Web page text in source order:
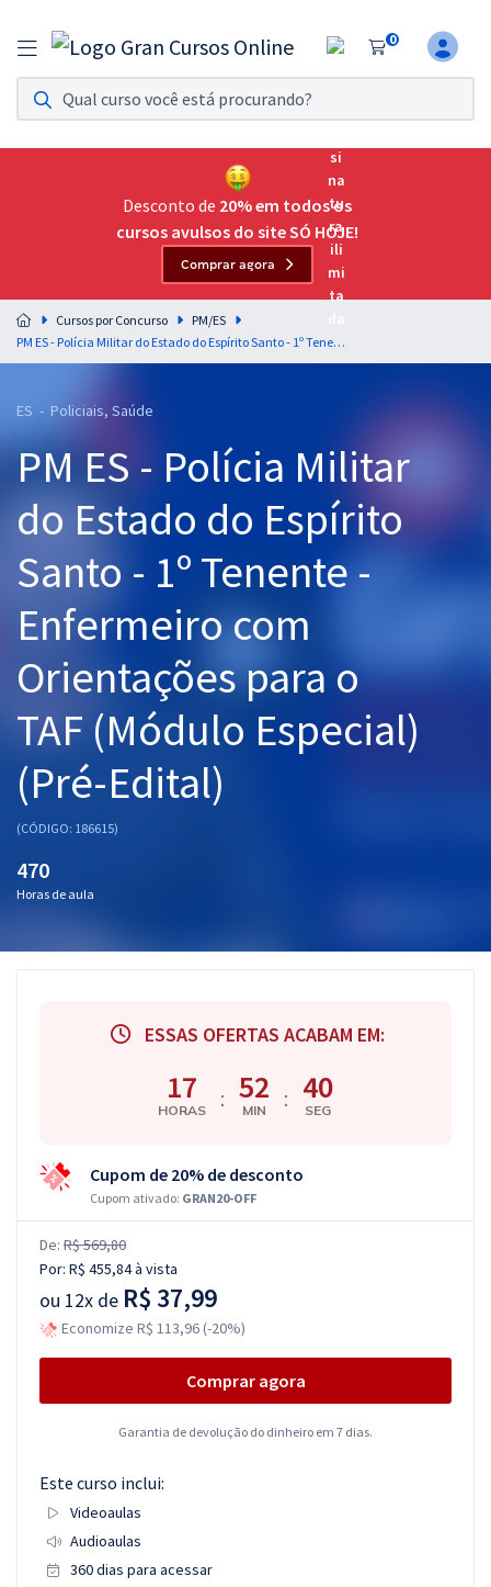
0
Assinatura Ilimitada 11
Acesso a todos os cursos. Teste grátis por 7 dias!
Assinatura OAB Até Passar
Acesso ilimitado a toda preparação para o Exame da
Residências Multiprofissionais
Preparação completa e intensiva para as principais
residências em saúde do Brasil
Cursos 20% OFF
Pós
Graduação
OAB
Mentorias
Questões grátis
Conteúdo gratuito
Blog
Desconto de 20% em todos os
cursos avulsos do site SÓ HOJE!
Comprar agora
Cursos por Concurso
PM/ES
PM ES - Polícia Militar do Estado do Espírito Santo - 1º Tenente - Enfermeiro com Orientações para o TAF (Módulo Especial) (Pré-Edital)
ES - Policiais, Saúde
PM ES - Polícia Militar
do Estado do Espírito
Santo - 1º Tenente -
Enfermeiro com
Orientações para o
TAF (Módulo Especial)
(Pré-Edital)
(CÓDIGO: 186615)
470
Horas de aula
ESSAS OFERTAS ACABAM EM:
17
HORAS : 52
MIN : 39
SEG
Cupom de 20% de desconto
Cupom ativado: GRAN20-OFF
De: R$ 569,80
Por: R$ 455,84à vista
ou 12x de R$ 37,99
Economize R$ 113,96 (-20%)
Comprar agora
Garantia de devolução do dinheiro em 7 dias.
Este curso inclui:
Videoaulas
Audioaulas
360 dias para acessar